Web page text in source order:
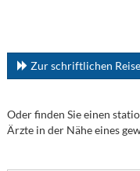
Zur schriftlichen
Oder finden Sie einen
Ärzte in der Nähe eines